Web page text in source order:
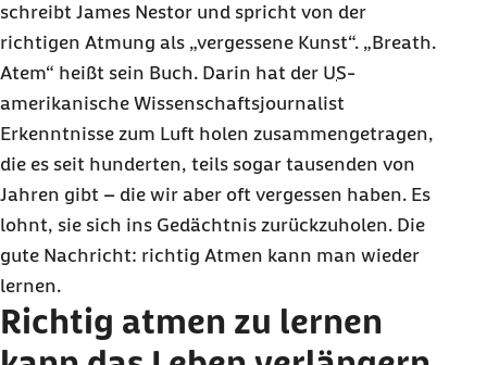
schreibt James Nestor und spricht von der
richtigen Atmung als „vergessene Kunst“. „Breath.
Atem“ heißt sein Buch. Darin hat der US-
amerikanische Wissenschaftsjournalist
Erkenntnisse zum Luft holen zusammengetragen,
die es seit hunderten, teils sogar tausenden von
Jahren gibt – die wir aber oft vergessen haben. Es
lohnt, sie sich ins Gedächtnis zurückzuholen. Die
gute Nachricht: richtig Atmen kann man wieder
lernen.
Richtig atmen zu lernen